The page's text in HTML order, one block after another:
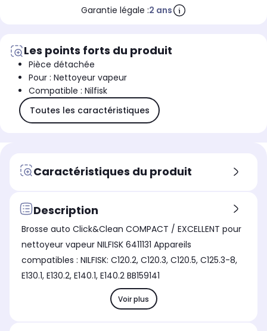
Garantie légale :2 ans
Les points forts du produit
Pièce détachée
Pour : Nettoyeur vapeur
Compatible : Nilfisk
Toutes les caractéristiques
Caractéristiques du produit
Description
Brosse auto Click&Clean COMPACT / EXCELLENT pour
nettoyeur vapeur NILFISK 6411131 Appareils
compatibles : NILFISK: C120.2, C120.3, C120.5, C125.3-8,
E130.1, E130.2, E140.1, E140.2 BB159141
Voir plus